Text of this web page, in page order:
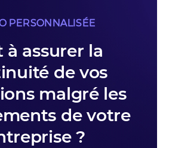
PERSONNALISÉE
à assurer la
de vos
malgré les
de votre
?